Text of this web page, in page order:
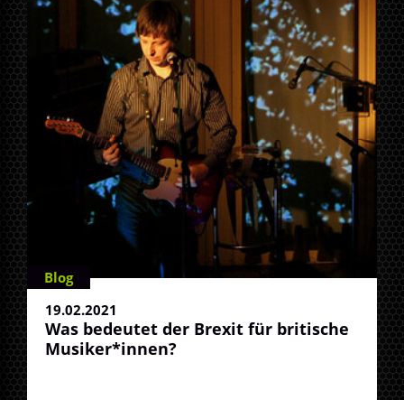
Blog
19.02.2021
Was bedeutet der Brexit für britische
Musiker*innen?